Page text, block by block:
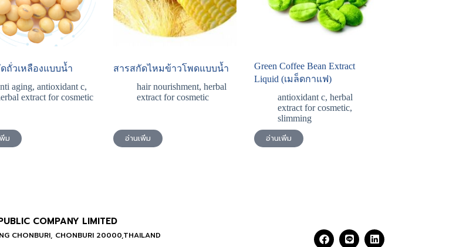
ถั่วเหลืองแบบน้ำ
aging, antioxidant c,
extract for cosmetic
ม
สารสกัดไหมข้าวโพดแบบน้ำ
hair nourishment, herbal
extract for cosmetic
อ่านเพิ่ม
Green Coffee Bean Extract
Liquid (เมล็ดกาแฟ)
antioxidant c, herbal
extract for cosmetic,
slimming
อ่านเพิ่ม
COMPANY LIMITED
CHONBURI, CHONBURI 20000,THAILAND